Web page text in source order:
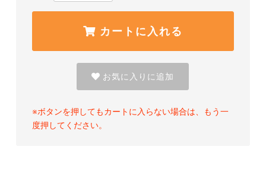
カートに入れる
お気に入りに追加
※ボタンを押してもカートに入らない場合は、もう一
度押してください。